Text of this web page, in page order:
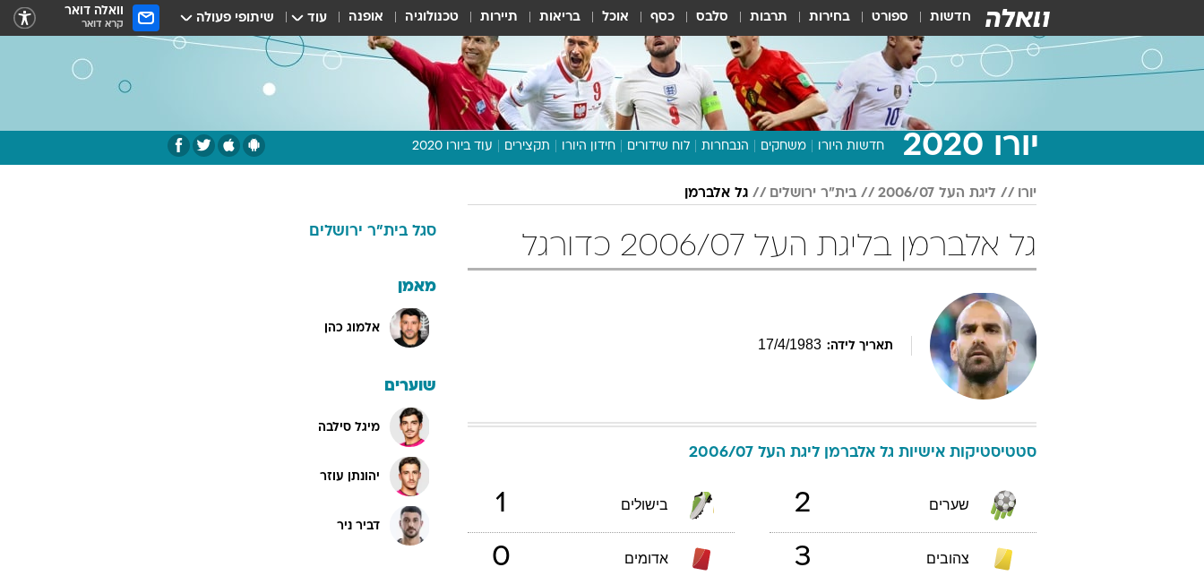
חדשות ספורט בחירות תרבות סלבס כסף אוכל בריאות תיירות טכנולוגיה אופנה עוד שיתופי פעולה וואלה דואר
קרא דואר
יורו 2020 חדשות היורו משחקים הנבחרות לוח שידורים חידון היורו תקצירים עוד ביורו 2020
תכנית היורו
דעות ופרשנויות
יורו ליגת העל 2006/07 בית"ר ירושלים גל אלברמן
גל אלברמן בליגת העל 2006/07 כדורגל
תאריך לידה: 17/4/1983
סטטיסטיקות אישיות גל אלברמן ליגת העל 2006/07
שערים 2 בישולים 1
צהובים 3 אדומים 0
סגל בית"ר ירושלים
מאמן
אלמוג כהן
שוערים
מיגל סילבה
יהונתן עוזר
דביר ניר